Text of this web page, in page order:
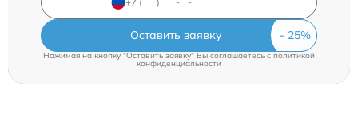
Оставить заявку
Нажимая на кнопку "Оставить заявку" Вы соглашаетесь cполитикой
конфиденциальности